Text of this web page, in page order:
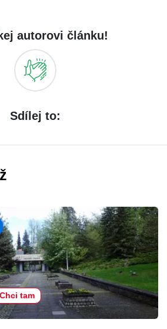
autorovi článku!
Sdílej to:
Chci tam